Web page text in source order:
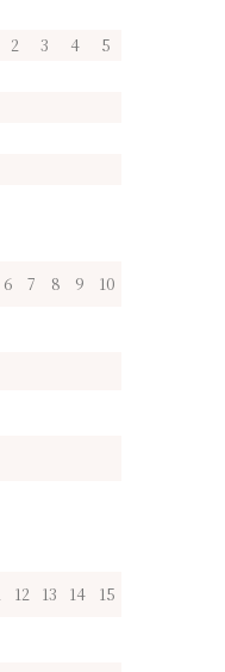
2 3 4
5
6 7 8 9
10
12 13 14
15